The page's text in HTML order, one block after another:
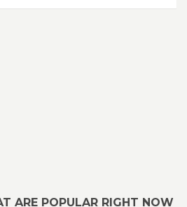
ARE POPULAR RIGHT NOW